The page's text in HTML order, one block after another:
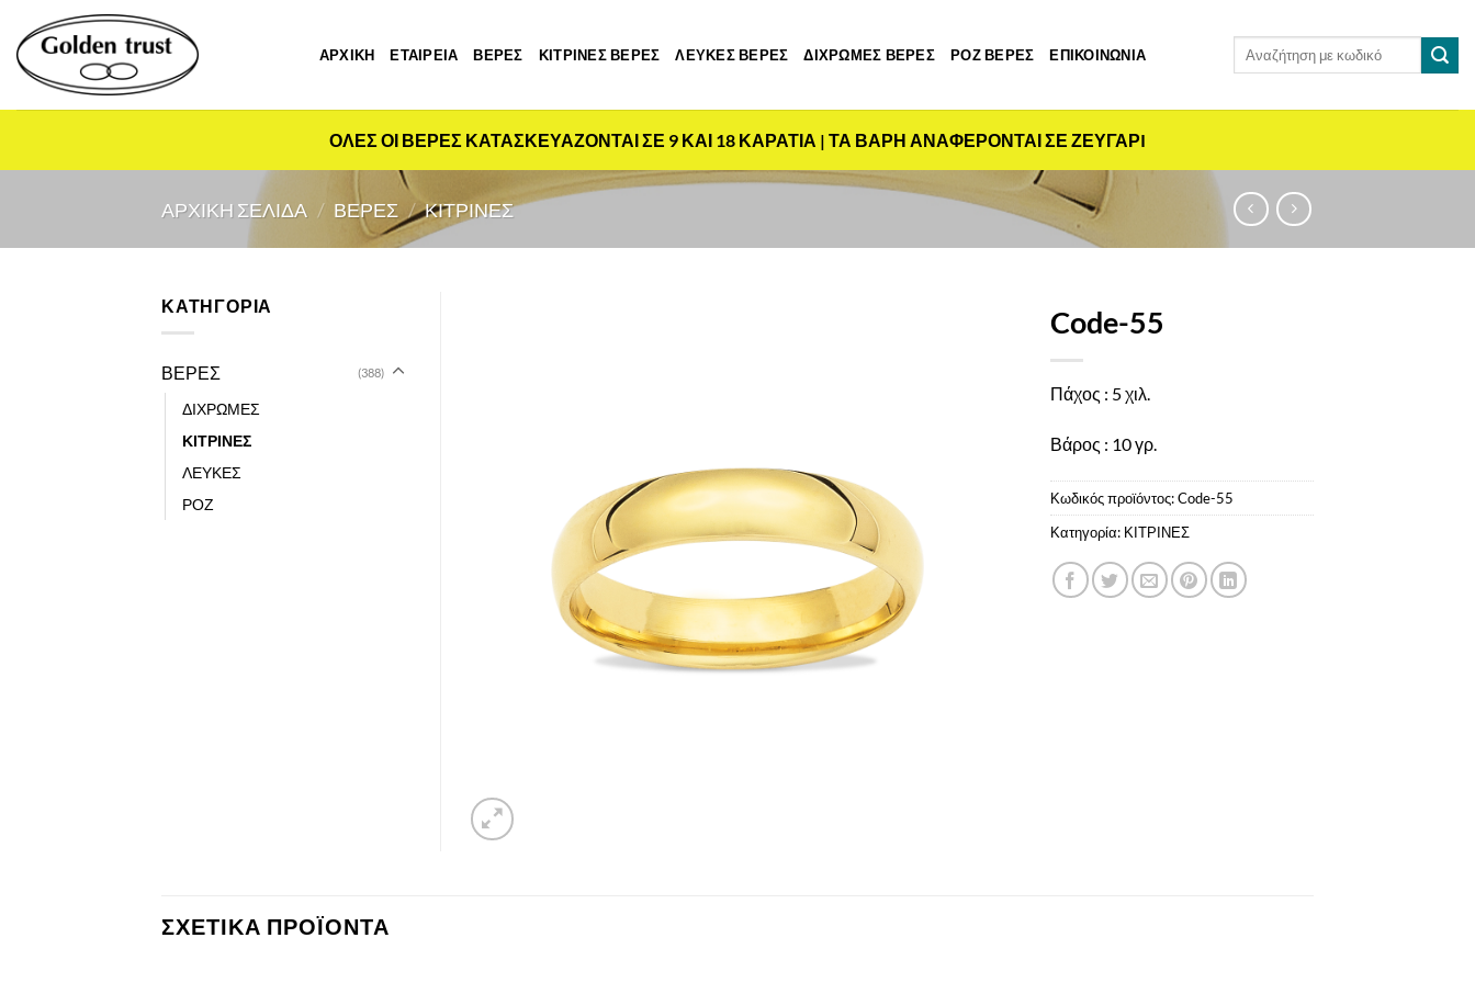
Μετάβαση
στο
περιεχόμενο
ΑΡΧΙΚΗ ΕΤΑΙΡΕΙΑ ΒΕΡΕΣ ΚΙΤΡΙΝΕΣ ΒΕΡΕΣ ΛΕΥΚΕΣ ΒΕΡΕΣ ΔΙΧΡΩΜΕΣ ΒΕΡΕΣ ΡΟΖ ΒΕΡΕΣ ΕΠΙΚΟΙΝΩΝΙΑ
Αναζήτηση
ΟΛΕΣ ΟΙ ΒΕΡΕΣ ΚΑΤΑΣΚΕΥΑΖΟΝΤΑΙ ΣΕ 9 ΚΑΙ 18 ΚΑΡΑΤΙΑ | ΤΑ ΒΑΡΗ ΑΝΑΦΕΡΟΝΤΑΙ ΣΕ ΖΕΥΓΑΡI
ΑΡΧΙΚΉ ΣΕΛΊΔΑ / ΒΕΡΕΣ / ΚΙΤΡΙΝΕΣ
Code-55
Πάχος : 5 χιλ.
Βάρος : 10 γρ.
Κωδικός προϊόντος:Code-55
Κατηγορία: ΚΙΤΡΙΝΕΣ
ΚΑΤΗΓΟΡΙΑ
ΒΕΡΕΣ (388)
ΔΙΧΡΩΜΕΣ
ΚΙΤΡΙΝΕΣ
ΛΕΥΚΕΣ
ΡΟΖ
ΣΧΕΤΙΚΆ ΠΡΟΪΌΝΤΑ